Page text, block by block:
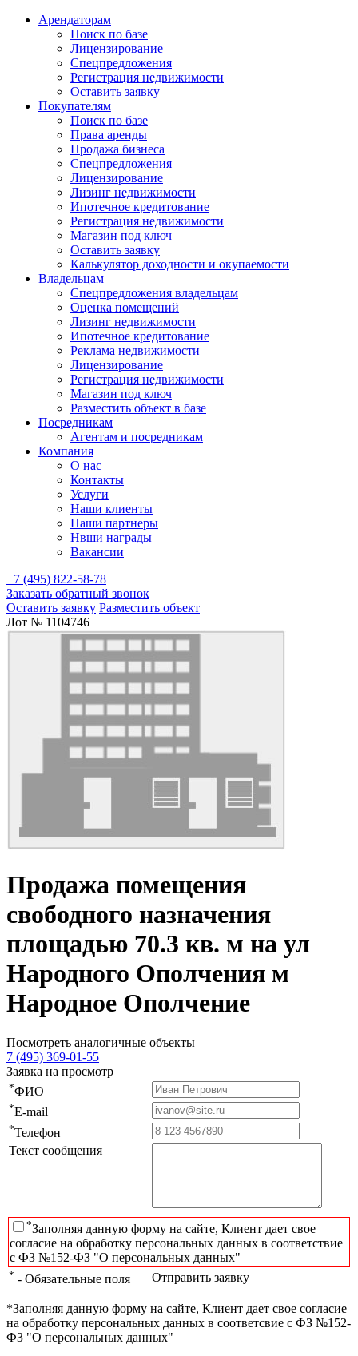
Арендаторам
Поиск по базе
Лицензирование
Спецпредложения
Регистрация недвижимости
Оставить заявку
Покупателям
Поиск по базе
Права аренды
Продажа бизнеса
Спецпредложения
Лицензирование
Лизинг недвижимости
Ипотечное кредитование
Регистрация недвижимости
Магазин под ключ
Оставить заявку
Калькулятор доходности и окупаемости
Владельцам
Спецпредложения владельцам
Оценка помещений
Лизинг недвижимости
Ипотечное кредитование
Реклама недвижимости
Лицензирование
Регистрация недвижимости
Магазин под ключ
Разместить объект в базе
Посредникам
Агентам и посредникам
Компания
О нас
Контакты
Услуги
Наши клиенты
Наши партнеры
Нвши награды
Вакансии
+7 (495) 822-58-78
Заказать обратный звонок
Оставить заявку Разместить объект
Лот № 1104746
Продажа помещения
свободного назначения
площадью 70.3 кв. м на ул
Народного Ополчения м
Народное Ополчение
Посмотреть аналогичные объекты
7 (495) 369-01-55
Заявка на просмотр
*ФИО
*E-mail
*Телефон
Текст сообщения
*Заполняя данную форму на сайте, Клиент дает свое
согласие на обработку персональных данных в соответствие
с ФЗ №152-ФЗ "О персональных данных"
* - Обязательные поля Отправить заявку
*Заполняя данную форму на сайте, Клиент дает свое согласие
на обработку персональных данных в соответсвие с ФЗ №152-
ФЗ "О персональных данных"